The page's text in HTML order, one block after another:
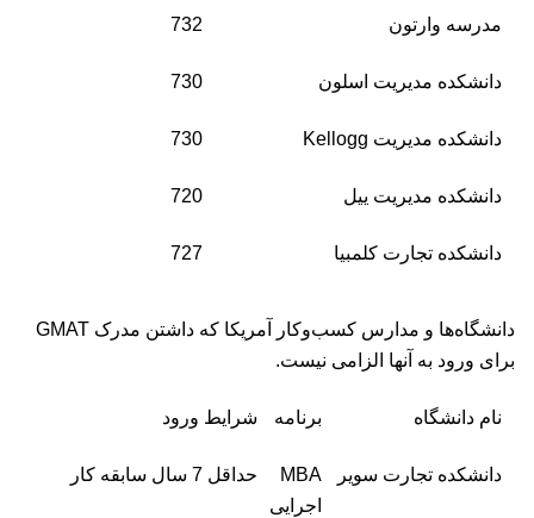
مدرسه وارتون 732
دانشکده مدیریت اسلون 730
دانشکده مدیریت Kellogg 730
دانشکده مدیریت ییل 720
دانشکده تجارت کلمبیا 727
دانشگاه‌ها و مدارس کسب‌وکار آمریکا که داشتن مدرک GMAT
برای ورود به آنها الزامی نیست.
نام دانشگاه برنامه شرایط ورود
دانشکده تجارت سویر
MBA
اجرایی
حداقل 7 سال سابقه کار